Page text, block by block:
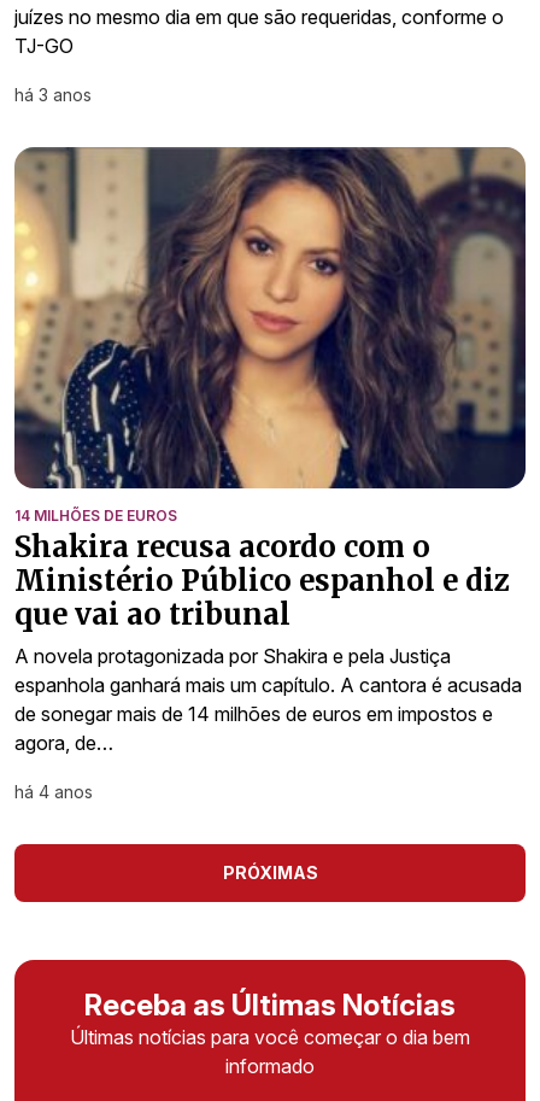
juízes no mesmo dia em que são requeridas, conforme o
TJ-GO
há 3 anos
14 MILHÕES DE EUROS
Shakira recusa acordo com o
Ministério Público espanhol e diz
que vai ao tribunal
A novela protagonizada por Shakira e pela Justiça
espanhola ganhará mais um capítulo. A cantora é acusada
de sonegar mais de 14 milhões de euros em impostos e
agora, de…
há 4 anos
PRÓXIMAS
Receba as Últimas Notícias
Últimas notícias para você começar o dia bem
informado